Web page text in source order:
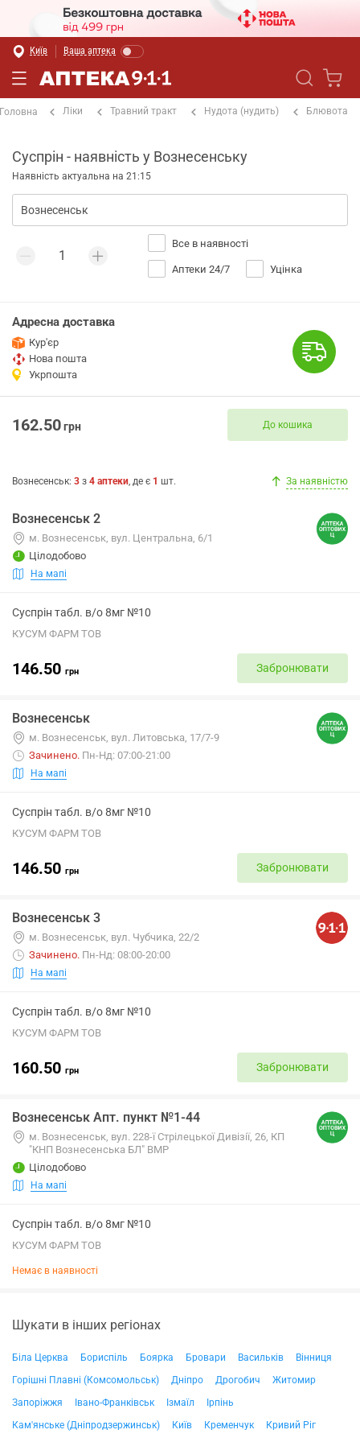
Київ Ваша аптека
Головна Ліки Травний тракт Нудота (нудить) Блювота
Суспрін - наявність у Вознесенську
Наявність актуальна на 21:15
Все в наявності
Аптеки 24/7 Уцінка
Адресна доставка
Кур'єр
Нова пошта
Укрпошта
162.50грн До кошика
Вознесенськ: 3 з 4 аптеки, де є 1 шт. За наявністю
Вознесенськ 2
м. Вознесенськ, вул. Центральна, 6/1
Цілодобово
На мапі
Суспрін табл. в/о 8мг №10
КУСУМ ФАРМ ТОВ
146.50 грн Забронювати
Вознесенськ
м. Вознесенськ, вул. Литовська, 17/7-9
Зачинено. Пн-Нд: 07:00-21:00
На мапі
Суспрін табл. в/о 8мг №10
КУСУМ ФАРМ ТОВ
146.50 грн Забронювати
Вознесенськ 3
м. Вознесенськ, вул. Чубчика, 22/2
Зачинено. Пн-Нд: 08:00-20:00
На мапі
Суспрін табл. в/о 8мг №10
КУСУМ ФАРМ ТОВ
160.50 грн Забронювати
Вознесенськ Апт. пункт №1-44
м. Вознесенськ, вул. 228-ї Стрілецької Дивізії, 26, КП
"КНП Вознесенська БЛ" ВМР
Цілодобово
На мапі
Суспрін табл. в/о 8мг №10
КУСУМ ФАРМ ТОВ
Немає в наявності
Шукати в інших регіонах
Біла Церква Бориспіль Боярка Бровари Васильків
Вінниця
Горішні Плавні (Комсомольськ)
Дніпро Дрогобич
Житомир
Запоріжжя
Івано-Франківськ Ізмаїл
Ірпінь
Кам'янське (Дніпродзержинськ)
Київ Кременчук
Кривий Ріг